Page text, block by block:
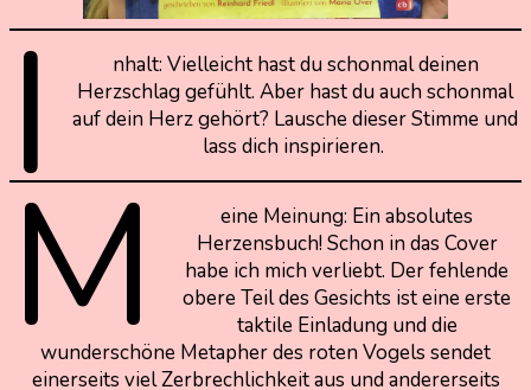
I
nhalt: Vielleicht hast du schonmal deinen
Herzschlag gefühlt. Aber hast du auch schonmal
auf dein Herz gehört? Lausche dieser Stimme und
lass dich inspirieren.
M
eine Meinung: Ein absolutes
Herzensbuch! Schon in das Cover
habe ich mich verliebt. Der fehlende
obere Teil des Gesichts ist eine erste
taktile Einladung und die
wunderschöne Metapher des roten Vogels sendet
einerseits viel Zerbrechlichkeit aus und andererseits